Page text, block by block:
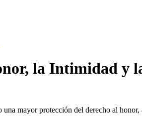
la Intimidad y
mayor protección del derecho al